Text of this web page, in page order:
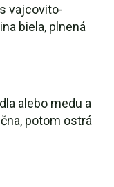
vajcovito-
biela, plnená
alebo medu a
potom ostrá